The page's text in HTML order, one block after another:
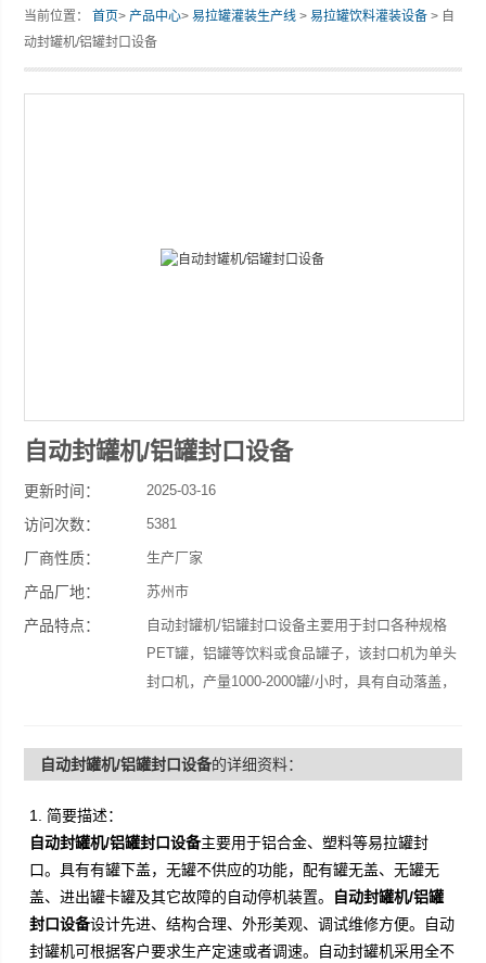
当前位置：首页>产品中心>易拉罐灌装生产线 >易拉罐饮料灌装设备 > 自
动封罐机/铝罐封口设备
自动封罐机/铝罐封口设备
更新时间： 2025-03-16
访问次数： 5381
厂商性质： 生产厂家
产品厂地： 苏州市
产品特点：
自动封罐机/铝罐封口设备主要用于封口各种规格
PET罐，铝罐等饮料或食品罐子，该封口机为单头
封口机，产量1000-2000罐/小时，具有自动落盖，
自动封罐机/铝罐封口设备的详细资料：
1. 简要描述：
自动封罐机/铝罐封口设备主要用于铝合金、塑料等易拉罐封
口。具有有罐下盖，无罐不供应的功能，配有罐无盖、无罐无
盖、进出罐卡罐及其它故障的自动停机装置。 自动封罐机/铝罐
封口设备设计先进、结构合理、外形美观、调试维修方便。自动
封罐机可根据客户要求生产定速或者调速。 自动封罐机采用全不